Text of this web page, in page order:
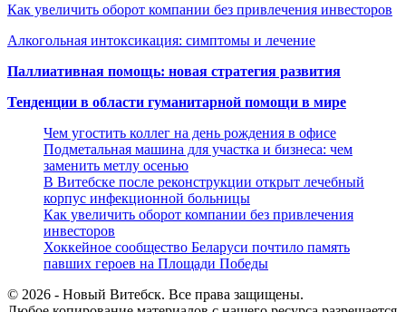
Как увеличить оборот компании без привлечения инвесторов
Алкогольная интоксикация: симптомы и лечение
Паллиативная помощь: новая стратегия развития
Тенденции в области гуманитарной помощи в мире
Чем угостить коллег на день рождения в офисе
Подметальная машина для участка и бизнеса: чем
заменить метлу осенью
В Витебске после реконструкции открыт лечебный
корпус инфекционной больницы
Как увеличить оборот компании без привлечения
инвесторов
Хоккейное сообщество Беларуси почтило память
павших героев на Площади Победы
© 2026 - Новый Витебск. Все права защищены.